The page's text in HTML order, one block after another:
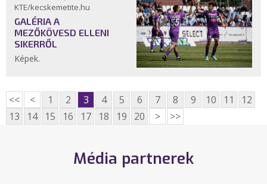
KTE/kecskemetite.hu
GALÉRIA A
MEZŐKÖVESD ELLENI
SIKERRŐL
Képek.
<< < 1 2 3 4 5 6 7 8 9 10 11
12
13
14 15 16 17 18 19 20 > >>
Média partnerek